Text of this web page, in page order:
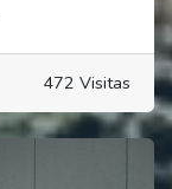
472 Visitas